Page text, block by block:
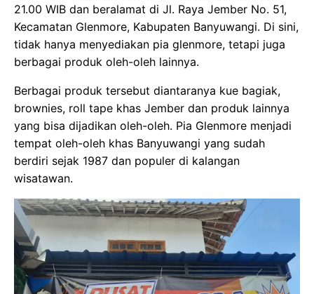
21.00 WIB dan beralamat di Jl. Raya Jember No. 51,
Kecamatan Glenmore, Kabupaten Banyuwangi. Di sini,
tidak hanya menyediakan pia glenmore, tetapi juga
berbagai produk oleh-oleh lainnya.
Berbagai produk tersebut diantaranya kue bagiak,
brownies, roll tape khas Jember dan produk lainnya
yang bisa dijadikan oleh-oleh. Pia Glenmore menjadi
tempat oleh-oleh khas Banyuwangi yang sudah
berdiri sejak 1987 dan populer di kalangan
wisatawan.